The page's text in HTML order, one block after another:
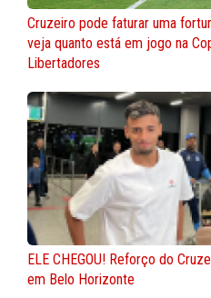
Cruzeiro pode faturar uma
veja quanto está em jogo na
Libertadores
ELE CHEGOU! Reforço do
em Belo Horizonte